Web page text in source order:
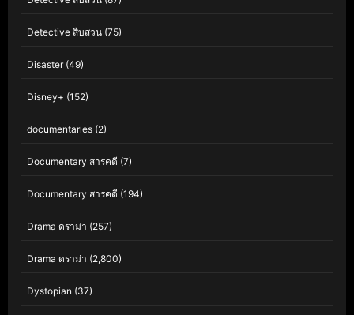
Detective สืบสวน (75)
Disaster(49)
Disney+ (152)
documentaries (2)
Documentary สารคดี (7)
Documentary สารคดี (194)
Drama ดราม่า (257)
Drama ดราม่า (2,800)
Dystopian (37)